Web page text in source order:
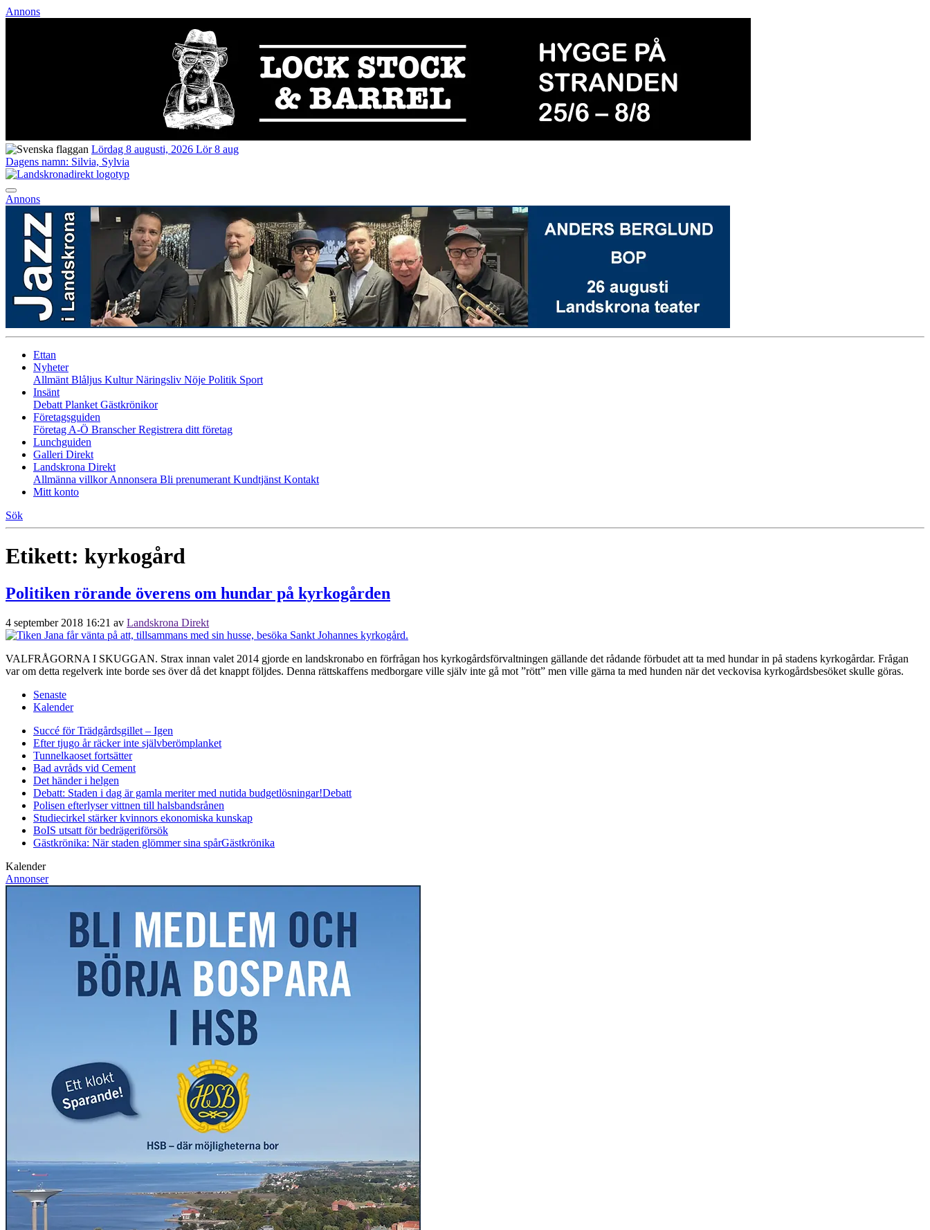
Annons
Lördag 8 augusti, 2026 Lör 8 aug
Dagens namn: Silvia, Sylvia
Annons
Ettan
Nyheter
Allmänt Blåljus KulturNäringsliv Nöje Politik Sport
Insänt
Debatt Planket Gästkrönikor
Företagsguiden
Företag A-Ö BranscherRegistrera ditt företag
Lunchguiden
Galleri Direkt
Landskrona Direkt
Allmänna villkorAnnonsera Bli prenumerant Kundtjänst Kontakt
Mitt konto
Sök
Etikett: kyrkogård
Politiken rörande överens om hundar på kyrkogården
4 september 2018 16:21 av Landskrona Direkt
VALFRÅGORNA I SKUGGAN. Strax innan valet 2014 gjorde en landskronabo en förfrågan hos kyrkogårdsförvaltningen gällande det rådande förbudet att ta med hundar in på stadens kyrkogårdar. Frågan
var om detta regelverk inte borde ses över då det knappt följdes. Denna rättskaffens medborgare ville själv inte gå mot ”rött” men ville gärna ta med hunden när det veckovisa kyrkogårdsbesöket skulle göras.
Senaste
Kalender
Succé för Trädgårdsgillet – Igen
Efter tjugo år räcker inte självberömplanket
Tunnelkaoset fortsätter
Bad avråds vid Cement
Det händer i helgen
Debatt: Staden i dag är gamla meriter med nutida budgetlösningar!Debatt
Polisen efterlyser vittnen till halsbandsrånen
Studiecirkel stärker kvinnors ekonomiska kunskap
BoIS utsatt för bedrägeriförsök
Gästkrönika: När staden glömmer sina spårGästkrönika
Kalender
Annonser